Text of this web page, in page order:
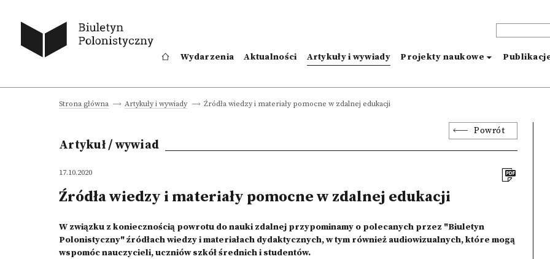
Wydarzenia Aktualności Artykuły i wywiady Projekty naukowe
Strona główna Artykuły i wywiady Źródła wiedzy i materiały pomocne w zdalnej edukacji
Powrót
Artykuł / wywiad
17.10.2020
Źródła wiedzy i materiały pomocne w zdalnej edukacji
W związku z koniecznością powrotu do nauki zdalnej przypominamy o polecanych przez "Biuletyn
Polonistyczny" źródłach wiedzy i materiałach dydaktycznych, w tym również audiowizualnych, które mogą
wspomóc nauczycieli, uczniów szkół średnich i studentów.